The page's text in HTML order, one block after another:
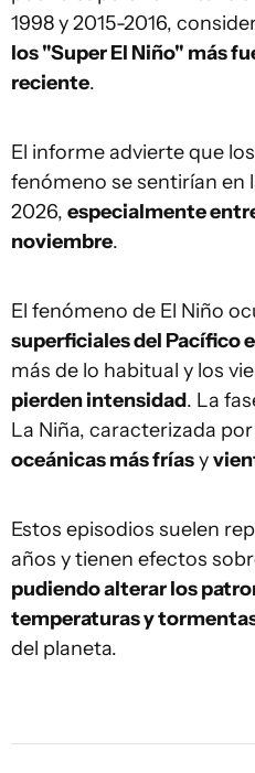
1998 y 2015-2016,
los "Super El Niño" más
reciente.
El informe advierte que
fenómeno se sentirían en
2026, especialmente
noviembre.
El fenómeno de El Niño
superficiales del Pacífico
más de lo habitual y los
pierden intensidad. La
La Niña, caracterizada por
oceánicas más fríasy
Estos episodios suelen
años y tienen efectos
pudiendo alterar los
temperaturas y
del planeta.